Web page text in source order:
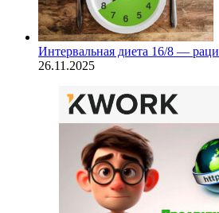
Интервальная диета 16/8 —
26.11.2025